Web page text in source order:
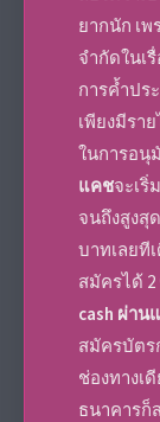
ยากนัก เพ
จำกัดในเ
การค้ำปร
เพียงมีรา
ในการอนุ
แคชจะเริ่
จนถึงสูงสุ
บาทเลยที
สมัครได้ 2
cash ผ่าน
สมัครบัตร
ช่องทางเ
ธนาคารก็